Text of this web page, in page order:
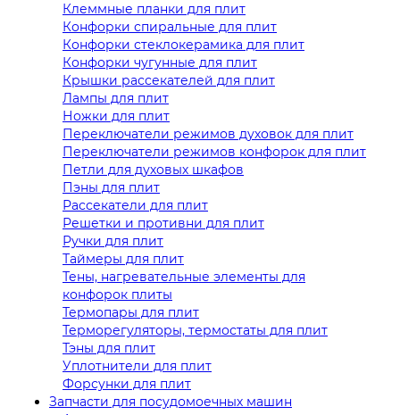
Клеммные планки для плит
Конфорки спиральные для плит
Конфорки стеклокерамика для плит
Конфорки чугунные для плит
Крышки рассекателей для плит
Лампы для плит
Ножки для плит
Переключатели режимов духовок для плит
Переключатели режимов конфорок для плит
Петли для духовых шкафов
Пэны для плит
Рассекатели для плит
Решетки и противни для плит
Ручки для плит
Таймеры для плит
Тены, нагревательные элементы для
конфорок плиты
Термопары для плит
Терморегуляторы, термостаты для плит
Тэны для плит
Уплотнители для плит
Форсунки для плит
Запчасти для посудомоечных машин